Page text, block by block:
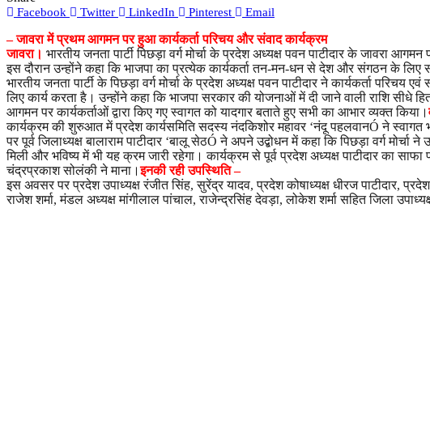
Facebook Twitter LinkedIn Pinterest Email
– जावरा में प्रथम आगमन पर हुआ कार्यकर्ता परिचय और संवाद कार्यक्रम
जावरा। भारतीय जनता पार्टी पिछड़ा वर्ग मोर्चा के प्रदेश अध्यक्ष पवन पाटीदार के जावरा
इस दौरान उन्होंने कहा कि भाजपा का प्रत्येक कार्यकर्ता तन-मन-धन से देश और संगठन के लिए
भारतीय जनता पार्टी के पिछड़ा वर्ग मोर्चा के प्रदेश अध्यक्ष पवन पाटीदार ने कार्यकर्ता
लिए कार्य करता है। उन्होंने कहा कि भाजपा सरकार की योजनाओं में दी जाने वाली राशि
आगमन पर कार्यकर्ताओं द्वारा किए गए स्वागत को यादगार बताते हुए सभी का आभार व्यक्त किया।
कार्यक्रम की शुरुआत में प्रदेश कार्यसमिति सदस्य नंदकिशोर महावर ‘नंदू पहलवानÓ ने स्वागत
पर पूर्व जिलाध्यक्ष बालाराम पाटीदार ‘बालू सेठÓ ने अपने उद्बोधन में कहा कि पिछड़ा वर्ग
मिली और भविष्य में भी यह क्रम जारी रहेगा। कार्यक्रम से पूर्व प्रदेश अध्यक्ष पाटीदार का
चंद्रप्रकाश सोलंकी ने माना।इनकी रही उपस्थिति –
इस अवसर पर प्रदेश उपाध्यक्ष रंजीत सिंह, सुरेंद्र यादव, प्रदेश कोषाध्यक्ष धीरज पाटीदार,
राजेश शर्मा, मंडल अध्यक्ष मांगीलाल पांचाल, राजेन्द्रसिंह देवड़ा, लोकेश शर्मा सहित जिला